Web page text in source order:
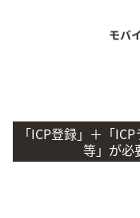
モバ
「ICP登録」＋「
等」が必